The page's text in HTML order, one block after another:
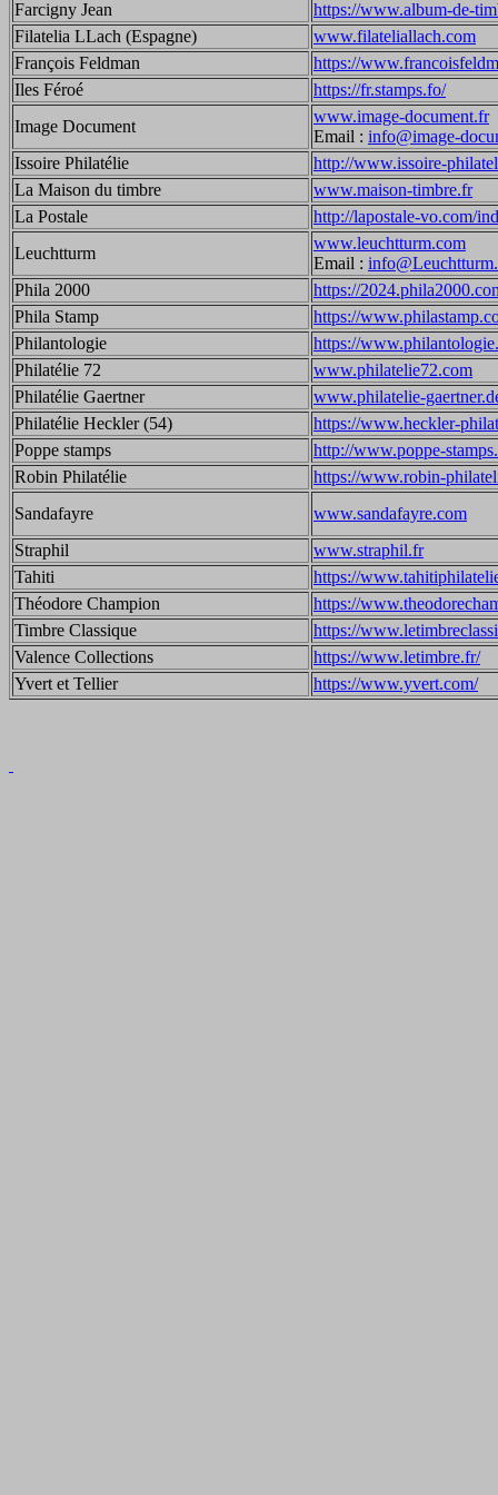
Farcigny Jean
https://www.album-de-
Filatelia LLach (Espagne)
www.filateliallach.com
François Feldman
https://
Iles Féroé
https://fr.stamps.fo/
Image Document
www.image-document.fr
Email : info@image-
Issoire Philatélie
http://www.issoire-
La Maison du timbre
www.maison-timbre.fr
La Postale
http://lapostale-vo.com/
Leuchtturm
www.leuchtturm.com
Email :
Phila 2000
https://
Phila Stamp
https://
Philantologie
https://
Philatélie 72
www.philatelie72.com
Philatélie Gaertner
www.philatelie-
Philatélie Heckler (54)
https://www.heckler-
Poppe stamps
http://www.poppe-
Robin Philatélie
https://www.robin-
Sandafayre
www.sandafayre.com
Straphil
www.straphil.fr
Tahiti
https://
Théodore Champion
https://
Timbre Classique
https://
Valence Collections
https://www.letimbre.fr/
Yvert et Tellier
https://www.yvert.com/